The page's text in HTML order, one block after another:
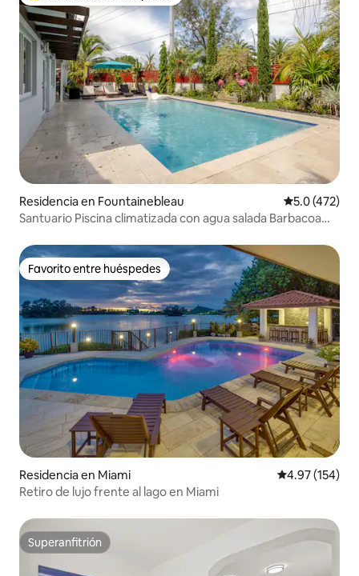
Residencia en Fountainebleau Calificación
5.0 (472)
Santuario Piscina climatizada con agua salada Barbacoa
Favorito entre huéspedes
Favorito entre huéspedes
Residencia en Miami Calificación
4.97 (154)
Retiro de lujo frente al lago en Miami
Superanfitrión
Superanfitrión